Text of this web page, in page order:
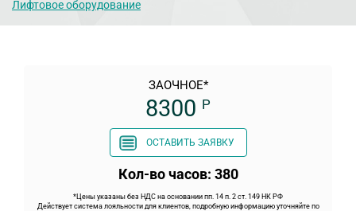
Лифтовое оборудование
ЗАОЧНОЕ*
8300 Р
ОСТАВИТЬ ЗАЯВКУ
Кол-во часов: 380
*Цены указаны без НДС на основании пп. 14 п. 2 ст. 149 НК РФ
Действует система лояльности для клиентов, подробную информацию уточняйте по